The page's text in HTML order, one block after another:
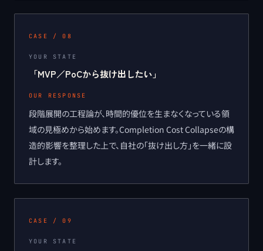
CASE /08
YOUR STATE
「MVP／PoCから抜け出したい 」
OUR RESPONSE
段階展開の工程論が、時間的優位を生まなくなっている領
域の見極めから始めます。Completion Cost Collapseの構
造的影響を整理した上で、自社の「抜け出し方」を一緒に設
計します。
CASE /09
YOUR STATE